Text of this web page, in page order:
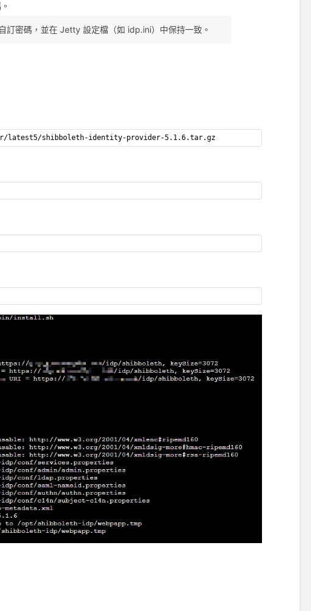
密碼，並在 Jetty 設定檔（如 idp.ini）中保持一致。
latest5/shibboleth-identity-provider-5.1.6.tar.gz